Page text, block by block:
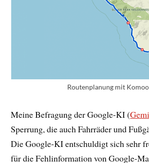
Routenplanung mit
Meine Befragung der Google-KI (
Sperrung, die auch Fahrräder und
Die Google-KI entschuldigt sich sehr
für die Fehlinformation von Google-